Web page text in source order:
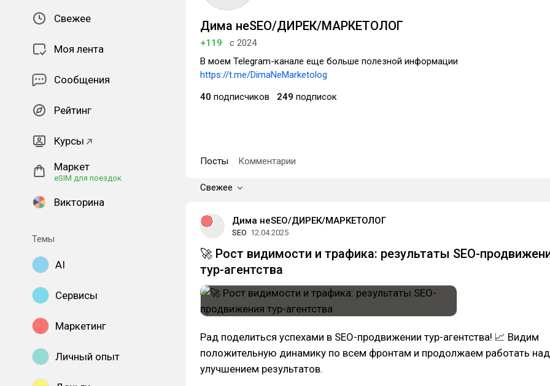
Свежее
Моя лента
Сообщения
Рейтинг
Курсы
Маркет
eSIM для поездок
Викторина
Темы
AI
Сервисы
Маркетинг
Личный опыт
Дима неSEO/ДИРЕК/МАРКЕТОЛОГ
+119
с 2024
В моем Telegram-канале еще больше полезной информации
https://t.me/DimaNeMarketolog
40 подписчиков 249 подписок
Посты Комментарии
Свежее
Дима неSEO/ДИРЕК/МАРКЕТОЛОГ
SEO 12.04.2025
🚀 Рост видимости и трафика: результаты SEO-
тур-агентства
Рад поделиться успехами в SEO-продвижении тур-агентства! 📈 Видим
положительную динамику по всем фронтам и продолжаем работать над
улучшением результатов.